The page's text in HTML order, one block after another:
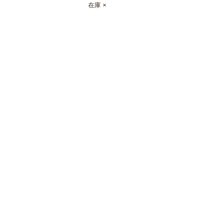
在庫 ×